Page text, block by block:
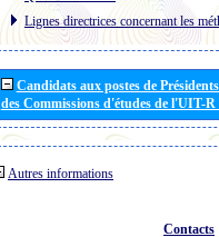
Lignes directrices concernant les
Candidats aux postes de
des Commissions d'études de l'UIT-
Autres informations
Contacts